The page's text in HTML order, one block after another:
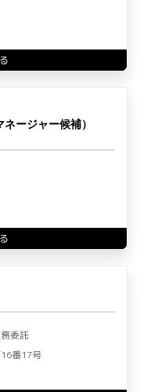
ージャー候補）
委託
番17号